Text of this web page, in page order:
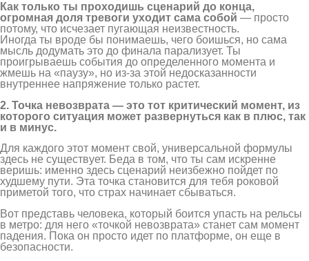
Как только ты проходишь сценарий до конца,
огромная доля тревоги уходит сама собой — просто
потому, что исчезает пугающая неизвестность.
Иногда ты вроде бы понимаешь, чего боишься, но сама
мысль додумать это до финала парализует. Ты
проигрываешь события до определенного момента и
жмешь на «паузу», но из-за этой недосказанности
внутреннее напряжение только растет.
2. Точка невозврата — это тот критический момент, из
которого ситуация может развернуться как в плюс, так
и в минус.
Для каждого этот момент свой, универсальной формулы
здесь не существует. Беда в том, что ты сам искренне
веришь: именно здесь сценарий неизбежно пойдет по
худшему пути. Эта точка становится для тебя роковой
приметой того, что страх начинает сбываться.
Вот представь человека, который боится упасть на рельсы
в метро: для него «точкой невозврата» станет сам момент
падения. Пока он просто идет по платформе, он еще в
безопасности.